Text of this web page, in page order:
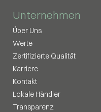
Unternehmen
Über Uns
Werte
Zertifizierte Qualität
Karriere
Kontakt
Lokale Händler
Transparenz